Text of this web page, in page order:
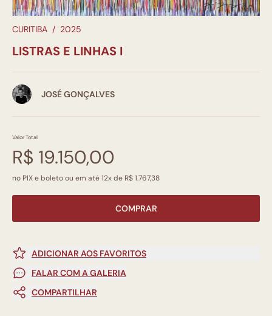
CURITIBA / 2025
LISTRAS E LINHAS I
JOSÉ GONÇALVES
Valor Total
R$ 19.150,00
no PIX e boleto ou em até 12x de R$ 1.767,38
COMPRAR
ADICIONAR AOS FAVORITOS
FALAR COM A GALERIA
COMPARTILHAR